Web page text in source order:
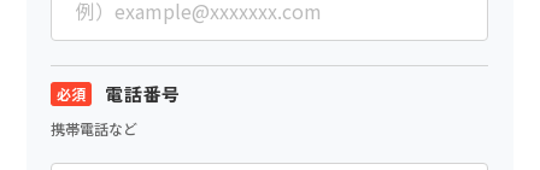
電話番号
携帯電話など